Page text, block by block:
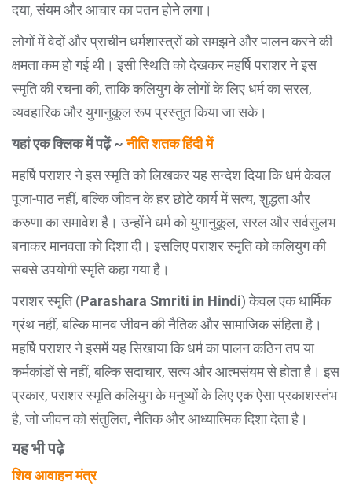
दया, संयम और आचार का पतन होने लगा।
लोगों में वेदों और प्राचीन धर्मशास्त्रों को समझने और पालन करने की
क्षमता कम हो गई थी। इसी स्थिति को देखकर महर्षि पराशर ने इस
स्मृति की रचना की, ताकि कलियुग के लोगों के लिए धर्म का सरल,
व्यवहारिक और युगानुकूल रूप प्रस्तुत किया जा सके।
यहां एक क्लिक में पढ़ें ~नीति शतक हिंदी में
महर्षि पराशर ने इस स्मृति को लिखकर यह सन्देश दिया कि धर्म केवल
पूजा-पाठ नहीं, बल्कि जीवन के हर छोटे कार्य में सत्य, शुद्धता और
करुणा का समावेश है। उन्होंने धर्म को युगानुकूल, सरल और सर्वसुलभ
बनाकर मानवता को दिशा दी। इसलिए पराशर स्मृति को कलियुग की
सबसे उपयोगी स्मृति कहा गया है।
पराशर स्मृति (Parashara Smriti in Hindi) केवल एक धार्मिक
ग्रंथ नहीं, बल्कि मानव जीवन की नैतिक और सामाजिक संहिता है।
महर्षि पराशर ने इसमें यह सिखाया कि धर्म का पालन कठिन तप या
कर्मकांडों से नहीं, बल्कि सदाचार, सत्य और आत्मसंयम से होता है। इस
प्रकार, पराशर स्मृति कलियुग के मनुष्यों के लिए एक ऐसा प्रकाशस्तंभ
है, जो जीवन को संतुलित, नैतिक और आध्यात्मिक दिशा देता है।
यह भी पढ़े
शिव आवाहन मंत्र